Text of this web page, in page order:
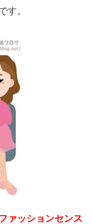
す。
ァッションセンス